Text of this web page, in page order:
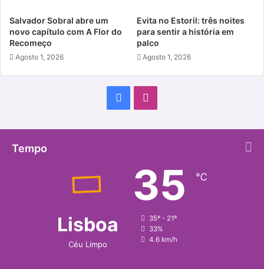
Salvador Sobral abre um
novo capítulo com A Flor do
Recomeço
Agosto 1, 2026
Evita no Estoril: três noites
para sentir a história em
palco
Agosto 1, 2026
Facebook
Tempo
Lisboa
Céu Limpo
35 ℃
35º - 21º
33%
4.6 km/h